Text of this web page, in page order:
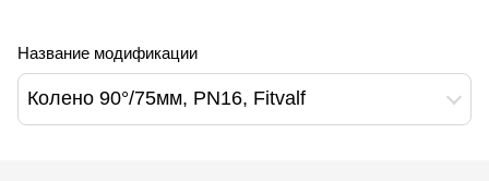
Название модификации
Колено 90°/75мм, PN16, Fitvalf